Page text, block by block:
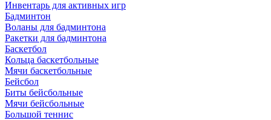
Инвентарь для активных игр
Бадминтон
Воланы для бадминтона
Ракетки для бадминтона
Баскетбол
Кольца баскетбольные
Мячи баскетбольные
Бейсбол
Биты бейсбольные
Мячи бейсбольные
Большой теннис